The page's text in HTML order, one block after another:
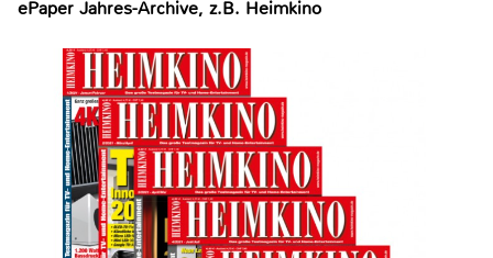
ePaper Jahres-Archive, z.B. Heimkino